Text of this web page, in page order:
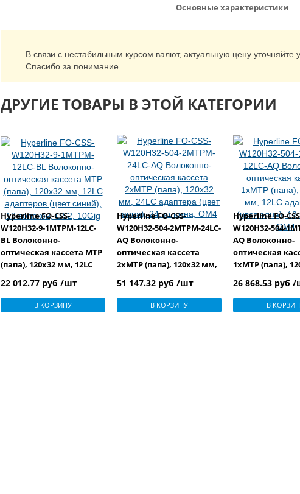
Основные характеристики
В связи с нестабильным курсом валют, актуальную цену уточняйте
Спасибо за понимание.
ДРУГИЕ ТОВАРЫ В ЭТОЙ КАТЕГОРИИ
Hyperline FO-CSS-
W120H32-9-1MTPM-12LC-
BL Волоконно-
оптическая кассета MTP
(папа), 120x32 мм, 12LC
12 волокон, OS2, 10Gig
22 012.77 руб /шт
В КОРЗИНУ
Hyperline FO-CSS-
W120H32-504-2MTPM-24LC-
AQ Волоконно-
оптическая кассета
2xMTP (папа), 120x32 мм,
aqua), 24 волокна, OM4
51 147.32 руб /шт
В КОРЗИНУ
Hyperline FO-
W120H32-504-
AQ Волоконно-
оптическая
1xMTP (папа),
aqua), 12
26 868.53 руб
В